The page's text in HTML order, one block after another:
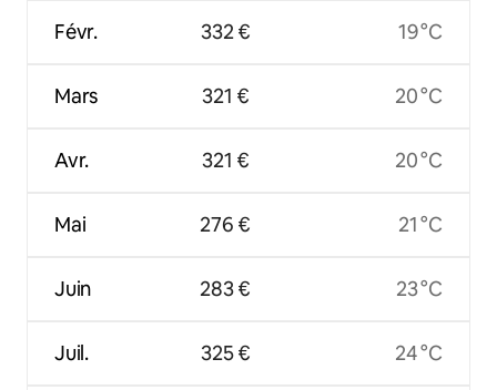
Févr.
Mars
Avr.
Mai
Juin
Juil.
332 €
321 €
321 €
276 €
283 €
325 €
19 °C
20 °C
20 °C
21 °C
23 °C
24 °C